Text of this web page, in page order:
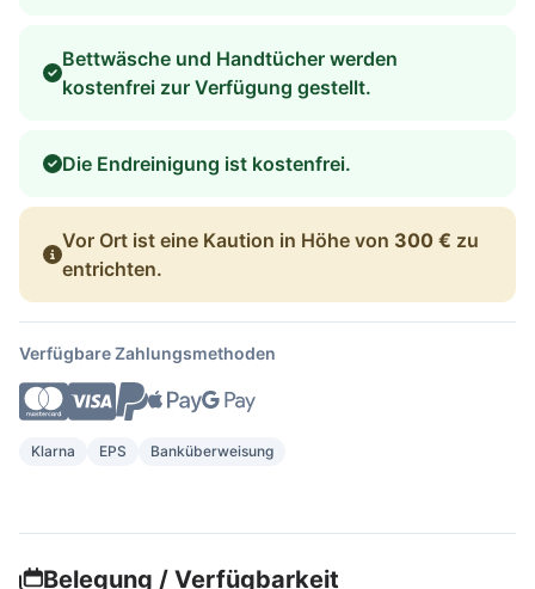
Bettwäsche und Handtücher werden
kostenfrei zur Verfügung gestellt.
Die Endreinigung ist kostenfrei.
Vor Ort ist eine Kaution in Höhe von 300 € zu
entrichten.
Verfügbare Zahlungsmethoden
Klarna EPS Banküberweisung
Belegung / Verfügbarkeit